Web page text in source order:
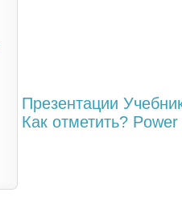
Презентации
Как отметить?